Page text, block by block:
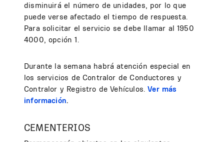
disminuirá el número de unidades, por lo que
puede verse afectado el tiempo de respuesta.
Para solicitar el servicio se debe llamar al 1950
4000, opción 1.
Durante la semana habrá atención especial en
los servicios de Contralor de Conductores y
Contralor y Registro de Vehículos.Ver más
información.
CEMENTERIOS